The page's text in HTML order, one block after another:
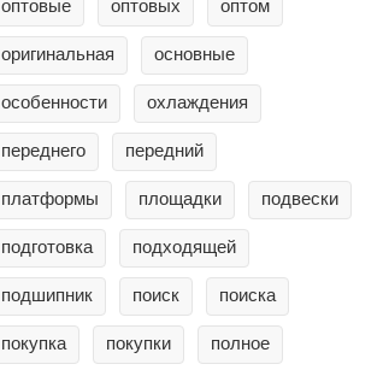
оптовые оптовых оптом
оригинальная основные
особенности охлаждения
переднего передний
платформы площадки подвески
подготовка подходящей
подшипник поиск поиска
покупка покупки полное